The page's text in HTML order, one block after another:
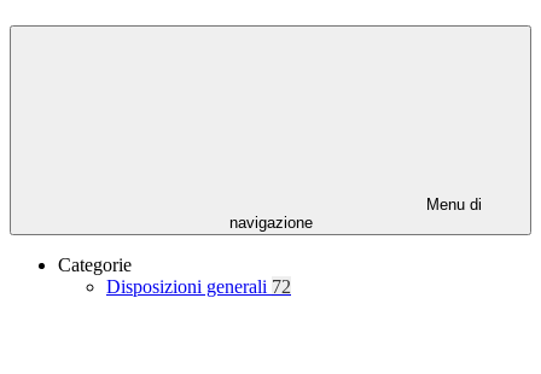
Menu di
navigazione
Categorie
Disposizioni generali 72